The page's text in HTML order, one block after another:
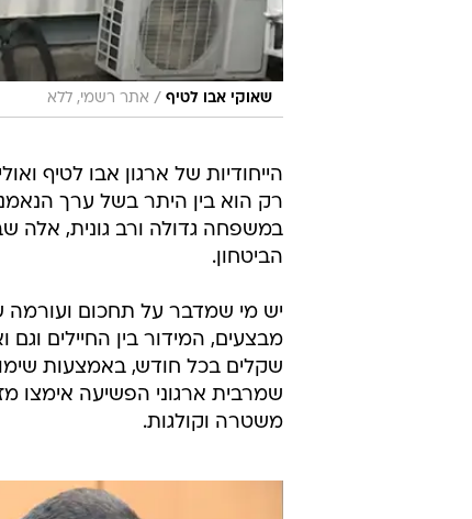
שאוקי אבו לטיף / אתר רשמי, ללא
הייחודיות של ארגון אבו לטיף
רק הוא בין היתר בשל ערך
במשפחה גדולה ורב גונית, אלה
הביטחון.
יש מי שמדבר על תחכום ועורמה
מבצעים, המידור בין החיילים
שקלים בכל חודש, באמצעות
שמרבית ארגוני הפשיעה אימצו
משטרה וקולגות.